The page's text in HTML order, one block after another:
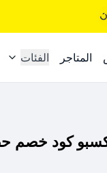
الفئات المتاجر